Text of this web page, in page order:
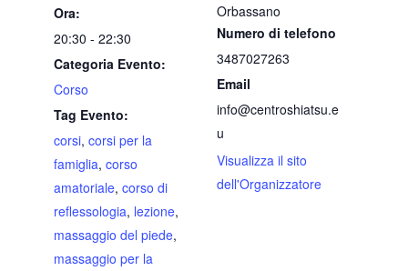
Ora:
20:30 - 22:30
Categoria Evento:
Corso
Tag Evento:
corsi, corsi per la
famiglia, corso
amatoriale, corso di
reflessologia, lezione,
massaggio del piede,
massaggio per la
Orbassano
Numero di telefono
3487027263
Email
info@centroshiatsu.e
u
Visualizza il sito
dell'Organizzatore